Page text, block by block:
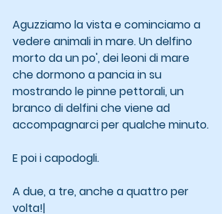
Aguzziamo la vista e cominciamo a
vedere animali in mare. Un delfino
morto da un po', dei leoni di mare
che dormono a pancia in su
mostrando le pinne pettorali, un
branco di delfini che viene ad
accompagnarci per qualche minuto.
E poi i capodogli.
A due, a tre, anche a quattro per
volta!|